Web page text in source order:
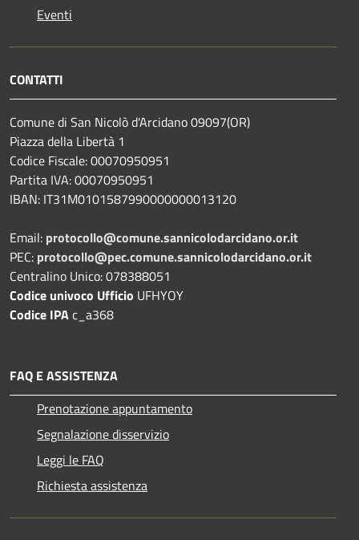
Eventi
CONTATTI
Comune di San Nicolò d'Arcidano 09097(OR)
Piazza della Libertà 1
Codice Fiscale: 00070950951
Partita IVA: 00070950951
IBAN: IT31M0101587990000000013120
Email: protocollo@comune.sannicolodarcidano.or.it
PEC: protocollo@pec.comune.sannicolodarcidano.or.it
Centralino Unico: 078388051
Codice univoco Ufficio UFHYOY
Codice IPAc_a368
FAQ E ASSISTENZA
Prenotazione appuntamento
Segnalazione disservizio
Leggi le FAQ
Richiesta assistenza